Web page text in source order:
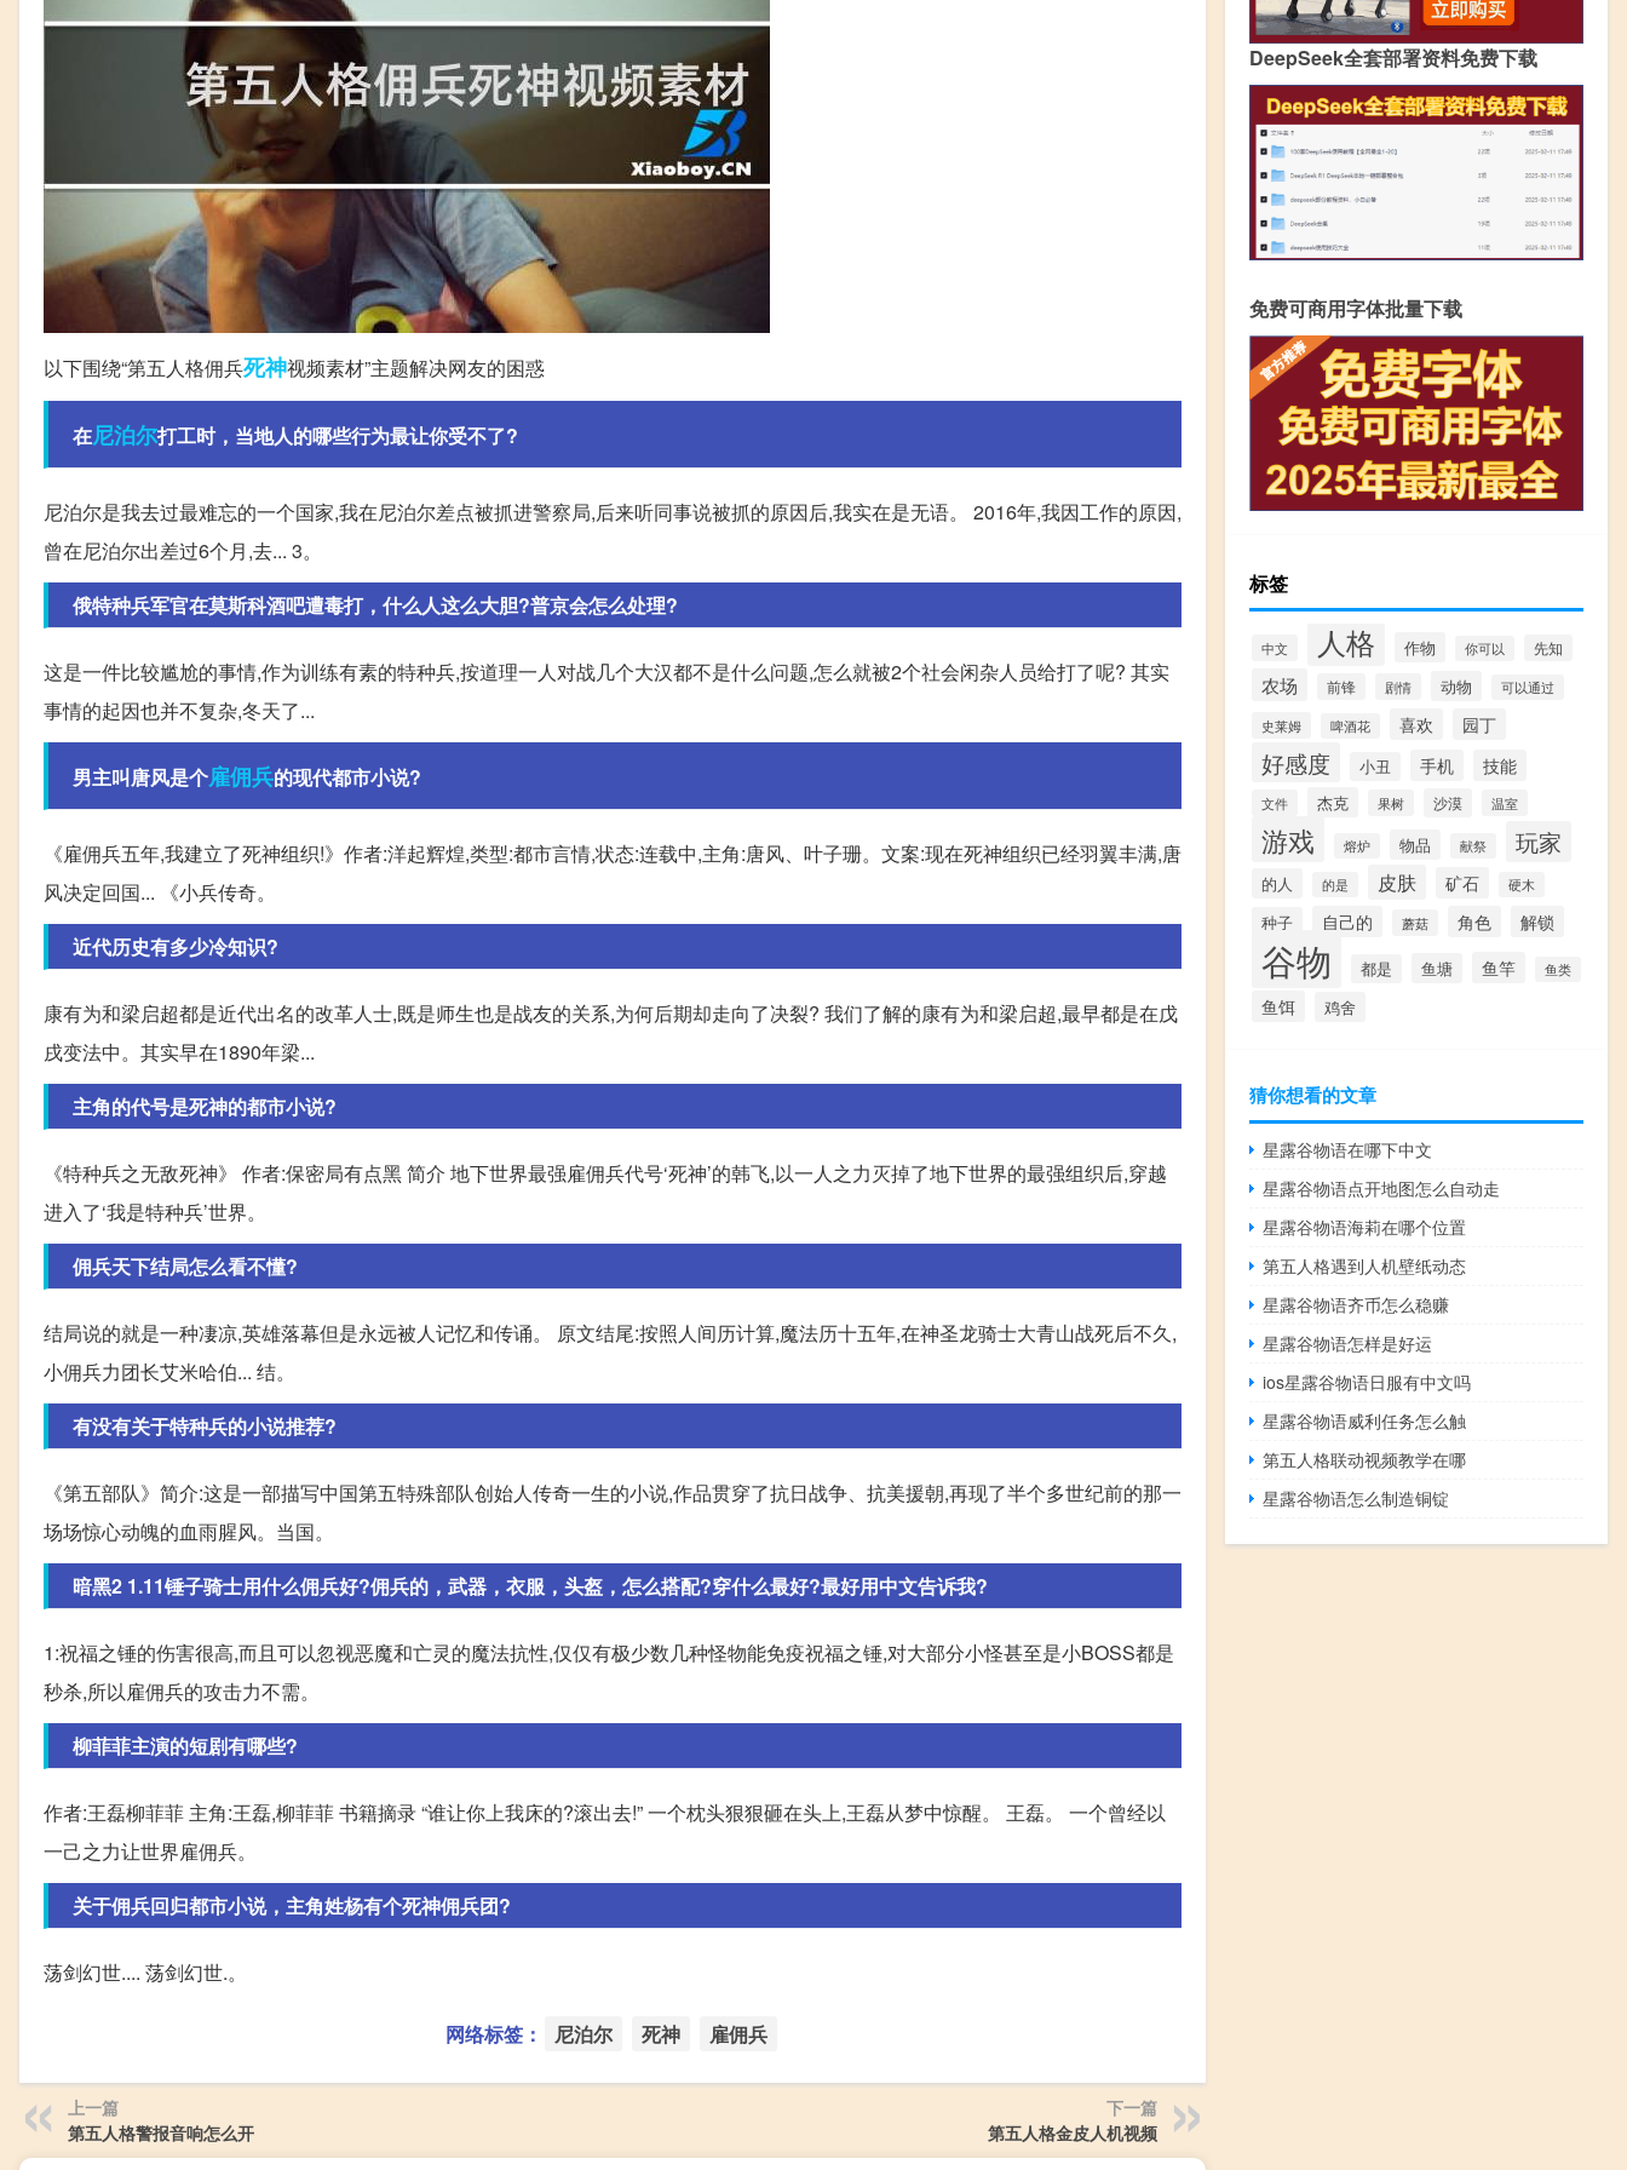
以下围绕“第五人格佣兵死神视频素材”主题解决网友的困惑
在尼泊尔打工时，当地人的哪些行为最让你受不了?
尼泊尔是我去过最难忘的一个国家,我在尼泊尔差点被抓进警察局,后来听同事说被抓的原因后,我实在是无语。 2016年,我因工作的原因,
曾在尼泊尔出差过6个月,去... 3。
俄特种兵军官在莫斯科酒吧遭毒打，什么人这么大胆?普京会怎么处理?
这是一件比较尴尬的事情,作为训练有素的特种兵,按道理一人对战几个大汉都不是什么问题,怎么就被2个社会闲杂人员给打了呢? 其实
事情的起因也并不复杂,冬天了...
男主叫唐风是个雇佣兵的现代都市小说?
《雇佣兵五年,我建立了死神组织!》作者:洋起辉煌,类型:都市言情,状态:连载中,主角:唐风、叶子珊。文案:现在死神组织已经羽翼丰满,唐
风决定回国... 《小兵传奇。
近代历史有多少冷知识?
康有为和梁启超都是近代出名的改革人士,既是师生也是战友的关系,为何后期却走向了决裂? 我们了解的康有为和梁启超,最早都是在戊
戌变法中。其实早在1890年梁...
主角的代号是死神的都市小说?
《特种兵之无敌死神》 作者:保密局有点黑 简介 地下世界最强雇佣兵代号‘死神’的韩飞,以一人之力灭掉了地下世界的最强组织后,穿越
进入了‘我是特种兵’世界。
佣兵天下结局怎么看不懂?
结局说的就是一种凄凉,英雄落幕但是永远被人记忆和传诵。 原文结尾:按照人间历计算,魔法历十五年,在神圣龙骑士大青山战死后不久,
小佣兵力团长艾米哈伯... 结。
有没有关于特种兵的小说推荐?
《第五部队》简介:这是一部描写中国第五特殊部队创始人传奇一生的小说,作品贯穿了抗日战争、抗美援朝,再现了半个多世纪前的那一
场场惊心动魄的血雨腥风。当国。
暗黑2 1.11锤子骑士用什么佣兵好?佣兵的，武器，衣服，头盔，怎么搭配?穿什么最好?最好用中文告诉我?
1:祝福之锤的伤害很高,而且可以忽视恶魔和亡灵的魔法抗性,仅仅有极少数几种怪物能免疫祝福之锤,对大部分小怪甚至是小BOSS都是
秒杀,所以雇佣兵的攻击力不需。
柳菲菲主演的短剧有哪些?
作者:王磊柳菲菲 主角:王磊,柳菲菲 书籍摘录 “谁让你上我床的?滚出去!” 一个枕头狠狠砸在头上,王磊从梦中惊醒。 王磊。 一个曾经以
一己之力让世界雇佣兵。
关于佣兵回归都市小说，主角姓杨有个死神佣兵团?
荡剑幻世.... 荡剑幻世.。
网络标签： 尼泊尔 死神 雇佣兵
上一篇
第五人格警报音响怎么开
下一篇
第五人格金皮人机视频
DeepSeek全套部署资料免费下载
免费可商用字体批量下载
标签
中文 人格 作物 你可以 先知
农场 前锋 剧情 动物 可以通过
史莱姆 啤酒花 喜欢 园丁
好感度 小丑 手机 技能
文件 杰克 果树 沙漠 温室
游戏 熔炉 物品 献祭 玩家
的人 的是 皮肤 矿石 硬木
种子 自己的 蘑菇 角色 解锁
谷物 都是 鱼塘 鱼竿 鱼类
鱼饵 鸡舍
猜你想看的文章
星露谷物语在哪下中文
星露谷物语点开地图怎么自动走
星露谷物语海莉在哪个位置
第五人格遇到人机壁纸动态
星露谷物语齐币怎么稳赚
星露谷物语怎样是好运
ios星露谷物语日服有中文吗
星露谷物语威利任务怎么触
第五人格联动视频教学在哪
星露谷物语怎么制造铜锭